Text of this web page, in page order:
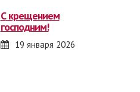
с крещением
господним!
19 января 2026